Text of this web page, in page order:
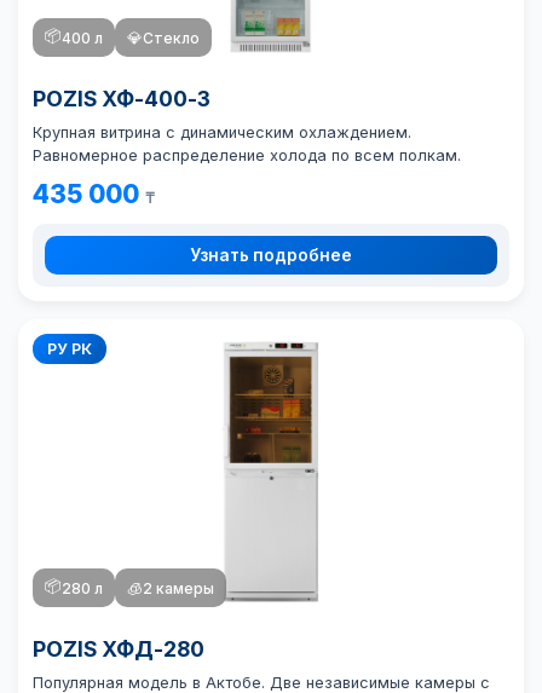
📦400 л 💎Стекло
POZIS ХФ-400-3
Крупная витрина с динамическим охлаждением.
Равномерное распределение холода по всем полкам.
435 000 ₸
Узнать подробнее
РУ РК
📦280 л 🧊2 камеры
POZIS ХФД-280
Популярная модель в Актобе. Две независимые камеры с